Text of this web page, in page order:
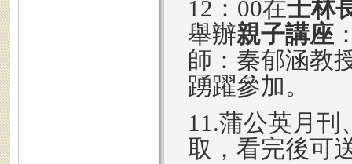
12：00在士林
舉辦親子講座
師：秦郁涵教
踴躍參加。
11.蒲公英月
取，看完後可